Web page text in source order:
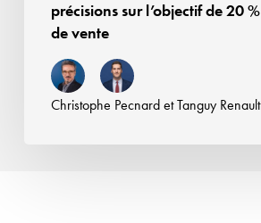
surfaces
vente
précisions sur l’objectif de 20
de vente
Christophe PecnardetTanguy Renault